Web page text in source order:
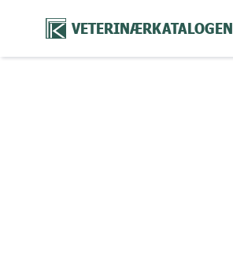
VETERINÆRKATALOGEN